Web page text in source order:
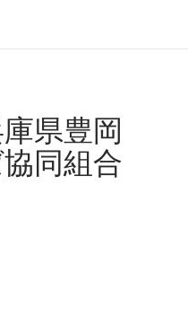
県豊岡
同組合